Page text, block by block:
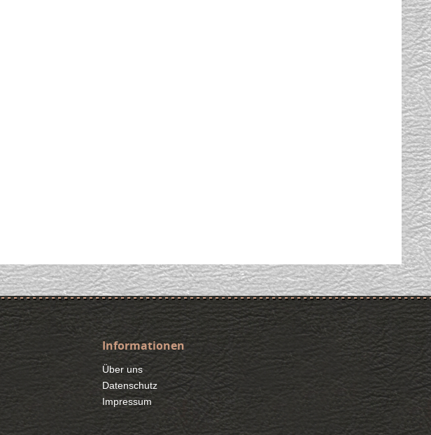
Informationen
Über uns
Datenschutz
Impressum